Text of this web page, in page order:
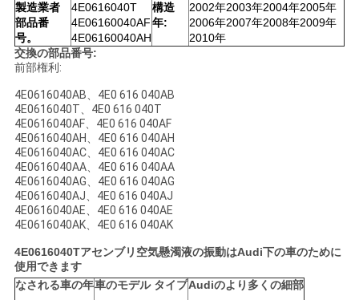
引
用
を
要
求
し
な
さ
い
製造業者
部品番
号。
4E0616040T
4E06160040AF
4E06160040AH
構造
年:
2002年2003年2004年2005年
2006年2007年2008年2009年
2010年
交換の部品番号:
前部権利:
4E0616040AB、4E0 616 040AB
4E0616040T、4E0 616 040T
4E0616040AF、4E0 616 040AF
4E0616040AH、4E0 616 040AH
4E0616040AC、4E0 616 040AC
4E0616040AA、4E0 616 040AA
4E0616040AG、4E0 616 040AG
4E0616040AJ、4E0 616 040AJ
4E0616040AE、4E0 616 040AE
4E0616040AK、4E0 616 040AK
4E0616040Tアセンブリ空気懸濁液の振動はAudi下の車のために
使用できます
なされる車の年車のモデル タイプAudiのより多くの細部